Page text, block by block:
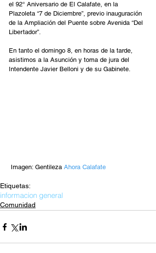
el 92° Aniversario de El Calafate, en la
Plazoleta “7 de Diciembre”, previo inauguración
de la Ampliación del Puente sobre Avenida “Del
Libertador”.
En tanto el domingo 8, en horas de la tarde,
asistimos a la Asunción y toma de jura del
Intendente Javier Belloni y de su Gabinete.
Imagen: Gentileza Ahora Calafate
Etiquetas:
informacion general
Comunidad